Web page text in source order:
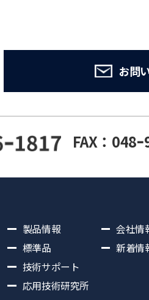
お問
FAX：048
製品情報
標準品
技術サポート
応用技術研究所
会社情
新着情